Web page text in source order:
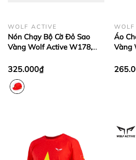
WOLF ACTIVE
Nón Chạy Bộ Cờ Đỏ Sao
Vàng Wolf Active W178,
Nhanh Khô, Thoáng Khí
325.000₫
WOLF
Áo
Vàng
Giãn 4